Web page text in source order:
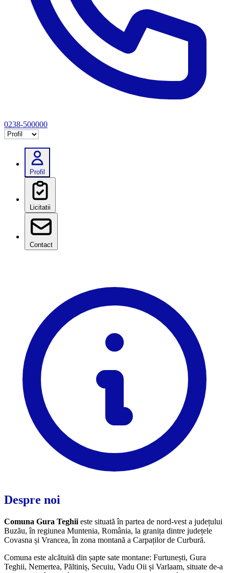
0238-500000
Selectează tab
Profil
Licitatii
Contact
Despre noi
Comuna Gura Teghii este situată în partea de nord-vest a județului
Buzău, în regiunea Muntenia, România, la granița dintre județele
Covasna și Vrancea, în zona montană a Carpaților de Curbură.
Comuna este alcătuită din șapte sate montane: Furtunești, Gura
Teghii, Nemertea, Păltiniș, Secuiu, Vadu Oii și Varlaam, situate de-a